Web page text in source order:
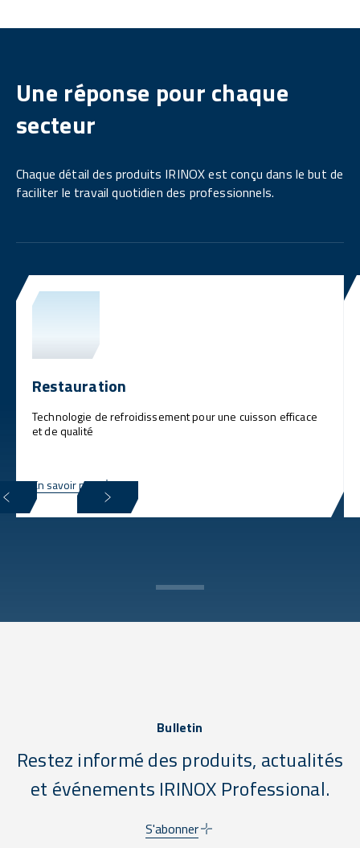
Une réponse pour chaque
secteur
Chaque détail des produits IRINOX est conçu dans le but de
faciliter le travail quotidien des professionnels.
Restauration
Technologie de refroidissement pour une cuisson efficace
et de qualité
En savoir plus
Bulletin
Restez informé des produits, actualités
et événements IRINOX Professional.
S'abonner